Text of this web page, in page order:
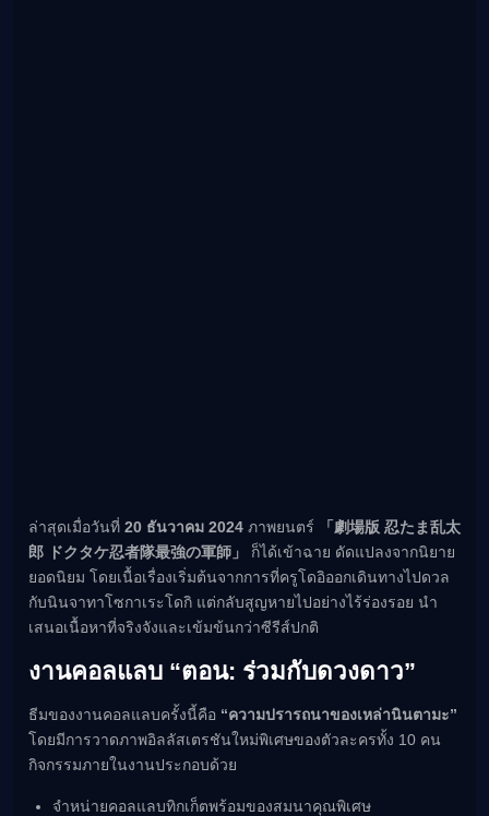
ล่าสุดเมื่อวันที่ 20 ธันวาคม 2024 ภาพยนตร์
「劇場版 忍たま乱太
郎 ドクタケ忍者隊最強の軍師」
ก็ได้เข้าฉาย ดัดแปลงจากนิยาย
ยอดนิยม โดยเนื้อเรื่องเริ่มต้นจากการที่ครูโดอิออกเดินทางไปดวล
กับนินจาทาโซกาเระโดกิ แต่กลับสูญหายไปอย่างไร้ร่องรอย นำ
เสนอเนื้อหาที่จริงจังและเข้มข้นกว่าซีรีส์ปกติ
งานคอลแลบ “ตอน: ร่วมกับดวงดาว”
ธีมของงานคอลแลบครั้งนี้คือ “ความปรารถนาของเหล่านินตามะ”
โดยมีการวาดภาพอิลลัสเตรชันใหม่พิเศษของตัวละครทั้ง 10 คน
กิจกรรมภายในงานประกอบด้วย
จำหน่ายคอลแลบทิกเก็ตพร้อมของสมนาคุณพิเศษ